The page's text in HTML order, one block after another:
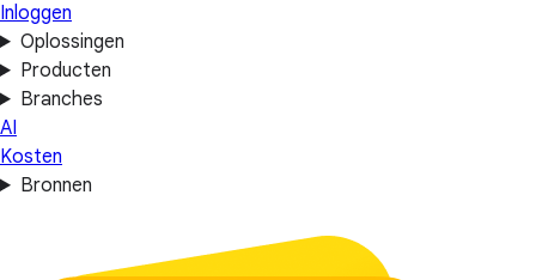
Inloggen
Oplossingen
Producten
Branches
AI
Kosten
Bronnen